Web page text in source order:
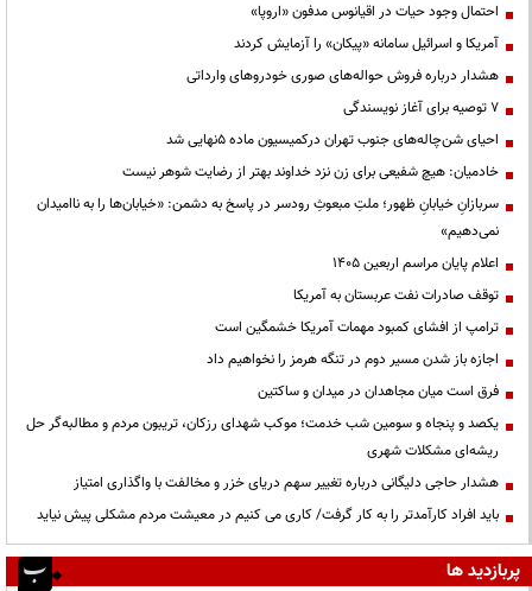
احتمال وجود حیات در اقیانوس مدفون «اروپا»
آمریکا و اسرائیل سامانه «پیکان» را آزمایش کردند
هشدار درباره فروش حواله‌های صوری خودروهای وارداتی
۷ توصیه برای آغاز نویسندگی
احیای شن‌چاله‌های جنوب تهران درکمیسیون ماده ۵نهایی شد
خادمیان: هیچ شفیعی برای زن نزد خداوند بهتر از رضایت شوهر نیست
سربازانِ خیابانِ ظهور؛ ملتِ مبعوثِ رودسر در پاسخ به دشمن: «خیابان‌ها را به ناامیدان
نمی‌دهیم»
اعلام پایان مراسم اربعین ۱۴۰۵
توقف صادرات نفت عربستان به آمریکا
ترامپ از افشای کمبود مهمات آمریکا خشمگین است
اجازه باز شدن مسیر دوم در تنگه هرمز را نخواهیم داد
فرق است میان مجاهدان در میدان و ساکتین
یکصد و پنجاه و سومین شب خدمت؛ موکب شهدای رزکان، تریبون مردم و مطالبه‌گر حل
ریشه‌ای مشکلات شهری
هشدار حاجی دلیگانی درباره تغییر سهم دریای خزر و مخالفت با واگذاری امتیاز
باید افراد کارآمدتر را به کار گرفت/ کاری می کنیم در معیشت مردم مشکلی پیش نیاید
پربازدید ها